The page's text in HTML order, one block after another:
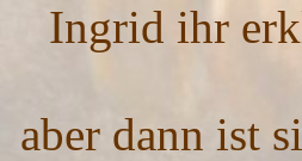
Ingrid ihr
aber dann ist